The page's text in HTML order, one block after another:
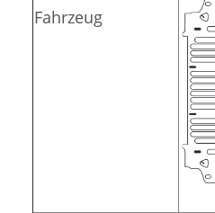
Fahrzeug